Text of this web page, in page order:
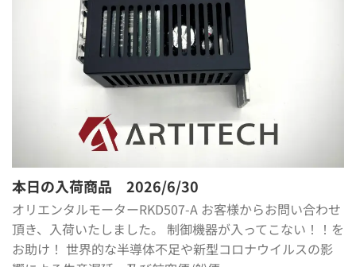
本日の入荷商品 2026/6/30
オリエンタルモーターRKD507-A お客様からお問い合わせ
頂き、入荷いたしました。 制御機器が入ってこない！！を
お助け！ 世界的な半導体不足や新型コロナウイルスの影